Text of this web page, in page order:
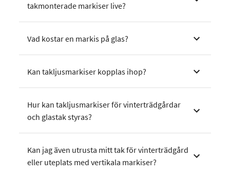
takmonterade markiser live?
Vad kostar en markis på glas?
Kan takljusmarkiser kopplas ihop?
Hur kan takljusmarkiser för vinterträdgårdar
och glastak styras?
Kan jag även utrusta mitt tak för vinterträdgård
eller uteplats med vertikala markiser?